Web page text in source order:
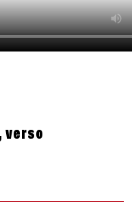
verso